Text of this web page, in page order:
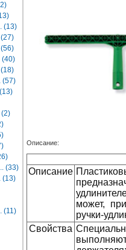
(13)
(40)
(57)
(33)
(13)
(11)
Описание:
Описание
может,
ручки-
Свойства